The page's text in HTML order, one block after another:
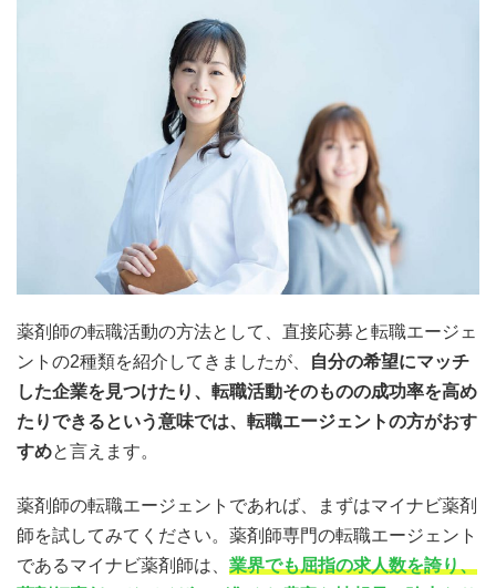
薬剤師の転職活動の方法として、直接応募と転職エージェ
ントの2種類を紹介してきましたが、
自分の希望にマッチ
した企業を見つけたり、転職活動そのものの成功率を高め
たりできるという意味では、転職エージェントの方がおす
すめと言えます。
薬剤師の転職エージェントであれば、まずはマイナビ薬剤
師を試してみてください。薬剤師専門の転職エージェント
であるマイナビ薬剤師は、 業界でも屈指の求人数を誇り、